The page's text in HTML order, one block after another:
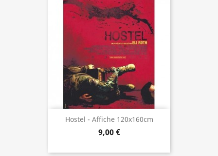
Hostel - Affiche 120x160cm
9,00 €